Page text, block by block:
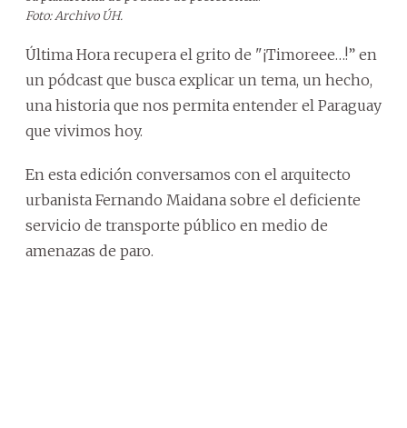
Foto: Archivo ÚH.
Última Hora recupera el grito de "¡Timoreee…!” en
un pódcast que busca explicar un tema, un hecho,
una historia que nos permita entender el Paraguay
que vivimos hoy.
En esta edición conversamos con el arquitecto
urbanista Fernando Maidana sobre el deficiente
servicio de transporte público en medio de
amenazas de paro.